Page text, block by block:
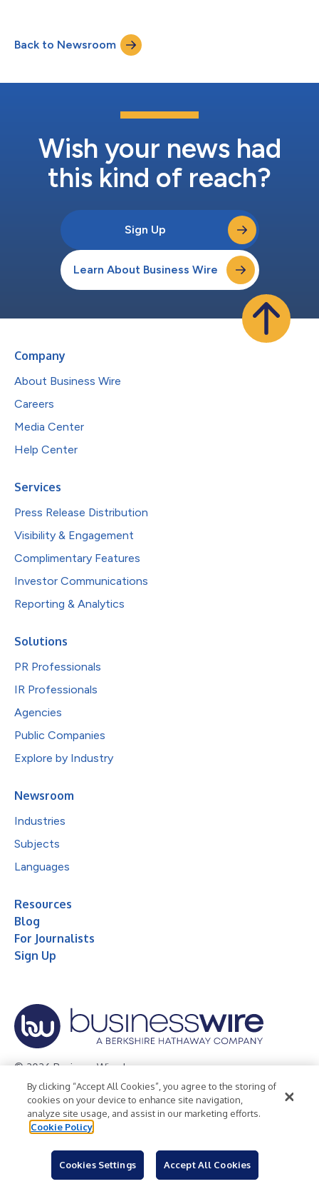
inteligencji typu agentowego. Założona w 2001 roku firma
House of Code opracowuje rozwiązania informatyczne i
świadczy usługi doradcze dla sektorów handlu energią oraz...
Back to Newsroom
Wish your news had
this kind of reach?
Sign Up
Learn About Business Wire
Company
About Business Wire
Careers
Media Center
Help Center
Services
Press Release Distribution
Visibility & Engagement
Complimentary Features
Investor Communications
Reporting & Analytics
Solutions
PR Professionals
IR Professionals
Agencies
Public Companies
Explore by Industry
Newsroom
Industries
Subjects
Languages
Resources
Blog
For Journalists
Sign Up
© 2026 Business Wire, Inc.
Privacy Policy Cookie Policy
Accessibility Statement
Terms of Use
Legal
By clicking “Accept All Cookies”, you agree to the storing of
cookies on your device to enhance site navigation,
analyze site usage, and assist in our marketing efforts.
Cookie Policy
Cookies Settings Accept All Cookies